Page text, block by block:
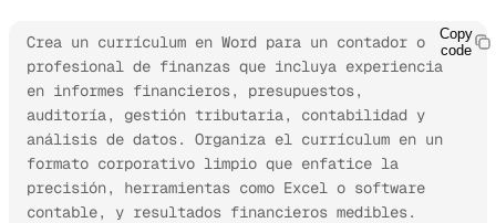
Crea un currículum en Word para un contador o
profesional de finanzas que incluya experiencia
en informes financieros, presupuestos,
auditoría, gestión tributaria, contabilidad y
análisis de datos. Organiza el currículum en un
formato corporativo limpio que enfatice la
precisión, herramientas como Excel o software
contable, y resultados financieros medibles.
Copy
code